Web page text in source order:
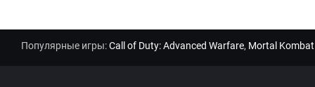
Популярные игры:Call of Duty: Advanced Warfare, Mortal